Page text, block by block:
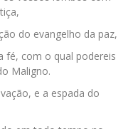
do evangelho da paz,
fé, com o qual podereis
Maligno.
e a espada do